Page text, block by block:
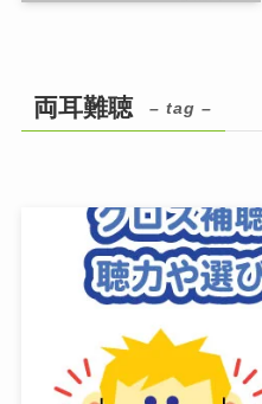
両耳難聴 – tag –